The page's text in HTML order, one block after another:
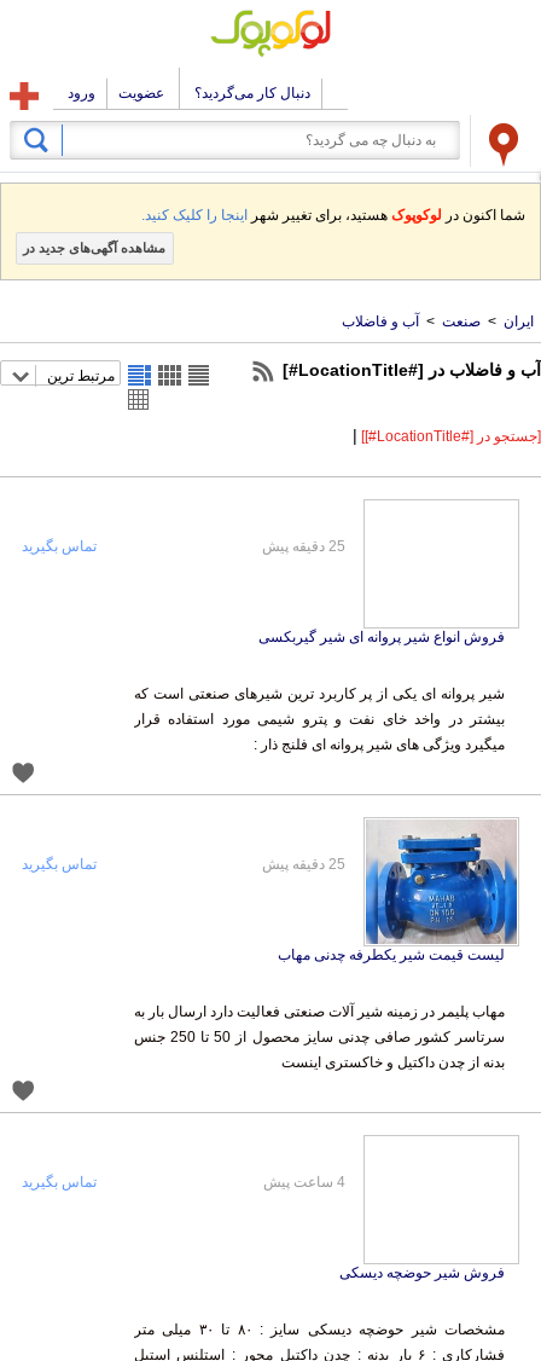
دنبال کار می‌گردید؟ عضویت ورود
شما اکنون در لوکوپوک هستید، برای تغییر شهر اینجا را کلیک کنید.
مشاهده آگهی‌های جدید در
ایران > صنعت > آب و فاضلاب
آب و فاضلاب در [#LocationTitle#] مرتبط ترین
[جستجو در [#LocationTitle#]] |
فروش انواع شیر پروانه ای شیر گیربکسی
شیر پروانه ای یکی از پر کاربرد ترین شیرهای صنعتی است که
بیشتر در واخد خای نفت و پترو شیمی مورد استفاده قرار
میگیرد ویژگی های شیر پروانه ای فلنج ذار :
25 دقیقه پیش تماس بگیرید
لیست قیمت شیر یکطرفه چدنی مهاب
مهاب پلیمر در زمینه شیر آلات صنعتی فعالیت دارد ارسال بار به
سرتاسر کشور صافی چدنی سایز محصول از 50 تا 250 جنس
بدنه از چدن داکتیل و خاکستری اینست
25 دقیقه پیش تماس بگیرید
فروش شیر حوضچه دیسکی
مشخصات شیر حوضچه دیسکی سایز : ۸۰ تا ۳۰ میلی متر
فشارکاری : ۶ بار بدنه : چدن داکتیل محور : استلنس استیل
4 ساعت پیش تماس بگیرید